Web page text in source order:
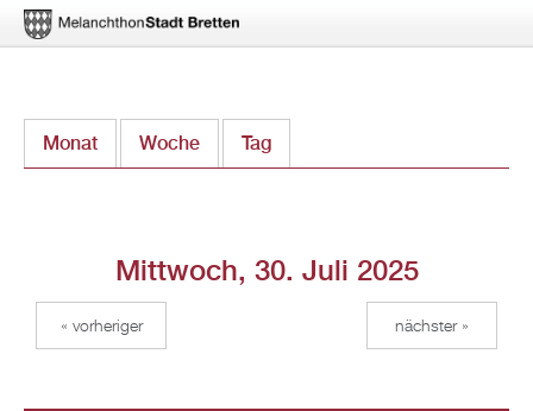
zum
Monat Woche Tag
Mittwoch, 30. Juli 2025
« vorheriger nächster »